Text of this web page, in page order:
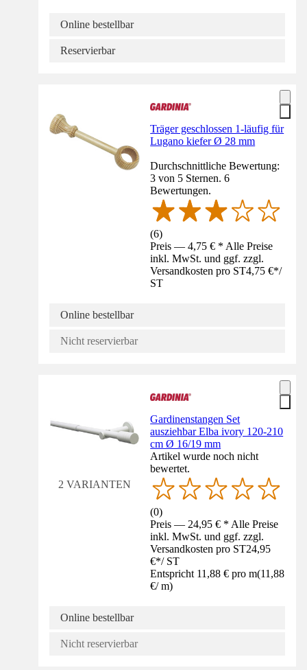
Online bestellbar
Reservierbar
Träger geschlossen 1-läufig für
Lugano kiefer Ø 28 mm
Durchschnittliche Bewertung:
3 von 5 Sternen. 6
Bewertungen.
(6)
Preis — 4,75 € * Alle Preise
inkl. MwSt. und ggf. zzgl.
Versandkosten pro ST4,75 €*/
ST
Online bestellbar
Nicht reservierbar
2 VARIANTEN
Gardinenstangen Set
ausziehbar Elba ivory 120-210
cm Ø 16/19 mm
Artikel wurde noch nicht
bewertet.
(0)
Preis — 24,95 € * Alle Preise
inkl. MwSt. und ggf. zzgl.
Versandkosten pro ST24,95
€*/ ST
Entspricht 11,88 € pro m(11,88
€/ m)
Online bestellbar
Nicht reservierbar